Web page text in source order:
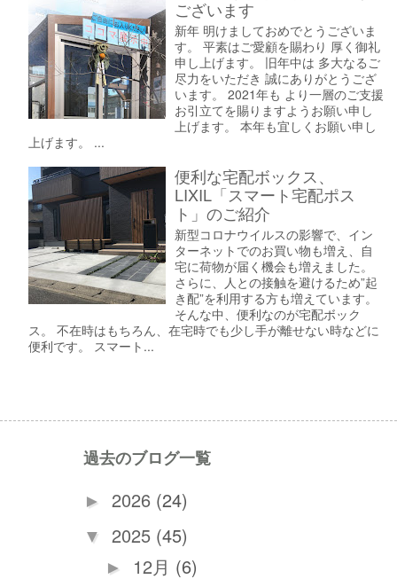
ございます
新年 明けましておめでとうございま
す。 平素はご愛顧を賜わり 厚く御礼
申し上げます。 旧年中は 多大なるご
尽力をいただき 誠にありがとうござ
います。 2021年も より一層のご支援
お引立てを賜りますようお願い申し
上げます。 本年も宜しくお願い申し
上げます。 ...
便利な宅配ボックス、
LIXIL「スマート宅配ポス
ト」のご紹介
新型コロナウイルスの影響で、イン
ターネットでのお買い物も増え、自
宅に荷物が届く機会も増えました。
さらに、人との接触を避けるため”起
き配”を利用する方も増えています。
そんな中、便利なのが宅配ボック
ス。 不在時はもちろん、在宅時でも少し手が離せない時などに
便利です。 スマート...
過去のブログ一覧
► 2026 (24)
▼ 2025 (45)
► 12月 (6)